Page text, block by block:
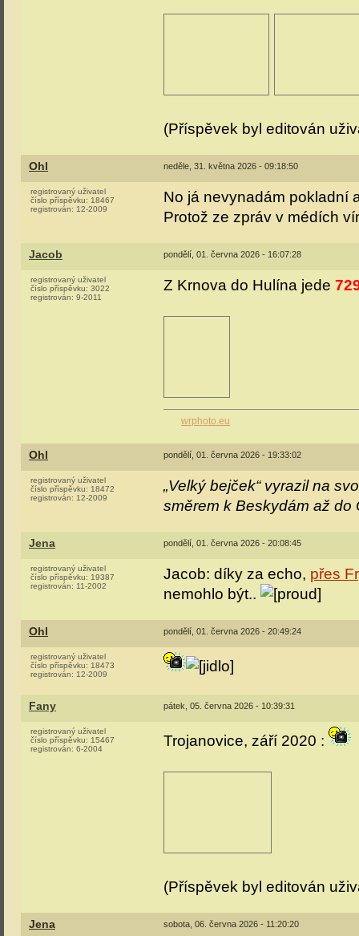
(Příspěvek byl editován
Ohl neděle, 31. května 2026 - 09:18:50
registrovaný uživatel
číslo příspěvku: 18467
registrován: 12-2009
No já nevynadám pokladní
Protož ze zpráv v médích
Jacob pondělí, 01. června 2026 - 16:07:28
registrovaný uživatel
číslo příspěvku: 3022
registrován: 9-2011
Z Krnova do Hulína jede
wrphoto.eu
Ohl pondělí, 01. června 2026 - 19:33:02
registrovaný uživatel
číslo příspěvku: 18472
registrován: 12-2009
„Velký bejček“ vyrazil na
směrem k Beskydám až do
Jena pondělí, 01. června 2026 - 20:08:45
registrovaný uživatel
číslo příspěvku: 19387
registrován: 11-2002
Jacob: díky za echo, přes
nemohlo být..
Ohl pondělí, 01. června 2026 - 20:49:24
registrovaný uživatel
číslo příspěvku: 18473
registrován: 12-2009
Fany pátek, 05. června 2026 - 10:39:31
registrovaný uživatel
číslo příspěvku: 15467
registrován: 6-2004 Trojanovice, září 2020 :
(Příspěvek byl editován
Jena sobota, 06. června 2026 - 11:20:20